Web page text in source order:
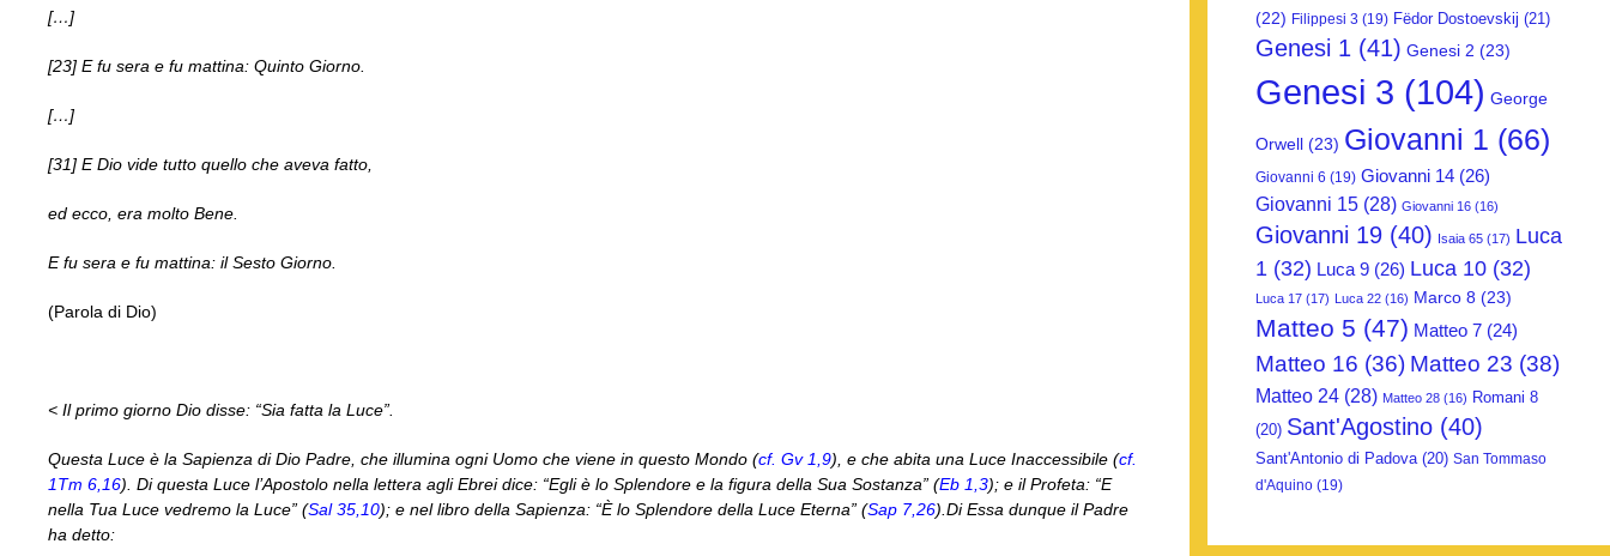
[…]
[23] E fu sera e fu mattina: Quinto Giorno.
[…]
[31] E Dio vide tutto quello che aveva fatto,
ed ecco, era molto Bene.
E fu sera e fu mattina: il Sesto Giorno.
(Parola di Dio)
< Il primo giorno Dio disse: “Sia fatta la Luce”.
Questa Luce è la Sapienza di Dio Padre, che illumina ogni Uomo che viene in questo Mondo (cf. Gv 1,9), e che abita una Luce Inaccessibile (cf.
1Tm 6,16). Di questa Luce l’Apostolo nella lettera agli Ebrei dice: “Egli è lo Splendore e la figura della Sua Sostanza” (Eb 1,3); e il Profeta: “E
nella Tua Luce vedremo la Luce” (Sal 35,10); e nel libro della Sapienza: “È lo Splendore della Luce Eterna” (Sap 7,26).Di Essa dunque il Padre
ha detto:
(22) Filippesi 3 (19) Fëdor Dostoevskij (21)
Genesi 1 (41) Genesi 2 (23)
Genesi 3 (104) George
Orwell (23) Giovanni 1 (66)
Giovanni 6 (19) Giovanni 14 (26)
Giovanni 15 (28) Giovanni 16 (16)
Giovanni 19 (40) Isaia 65 (17) Luca
1 (32) Luca 9 (26) Luca 10 (32)
Luca 17 (17) Luca 22 (16) Marco 8 (23)
Matteo 5 (47) Matteo 7 (24)
Matteo 16 (36) Matteo 23 (38)
Matteo 24 (28) Matteo 28 (16) Romani 8
(20) Sant'Agostino (40)
Sant'Antonio di Padova (20) San Tommaso
d'Aquino (19)